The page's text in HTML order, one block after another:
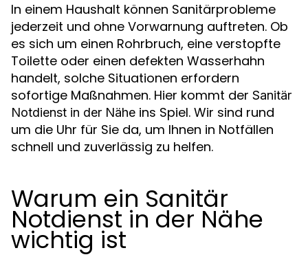
In einem Haushalt können Sanitärprobleme
jederzeit und ohne Vorwarnung auftreten. Ob
es sich um einen Rohrbruch, eine verstopfte
Toilette oder einen defekten Wasserhahn
handelt, solche Situationen erfordern
sofortige Maßnahmen. Hier kommt der Sanitär
Notdienst in der Nähe ins Spiel. Wir sind rund
um die Uhr für Sie da, um Ihnen in Notfällen
schnell und zuverlässig zu helfen.
Warum ein Sanitär
Notdienst in der Nähe
wichtig ist